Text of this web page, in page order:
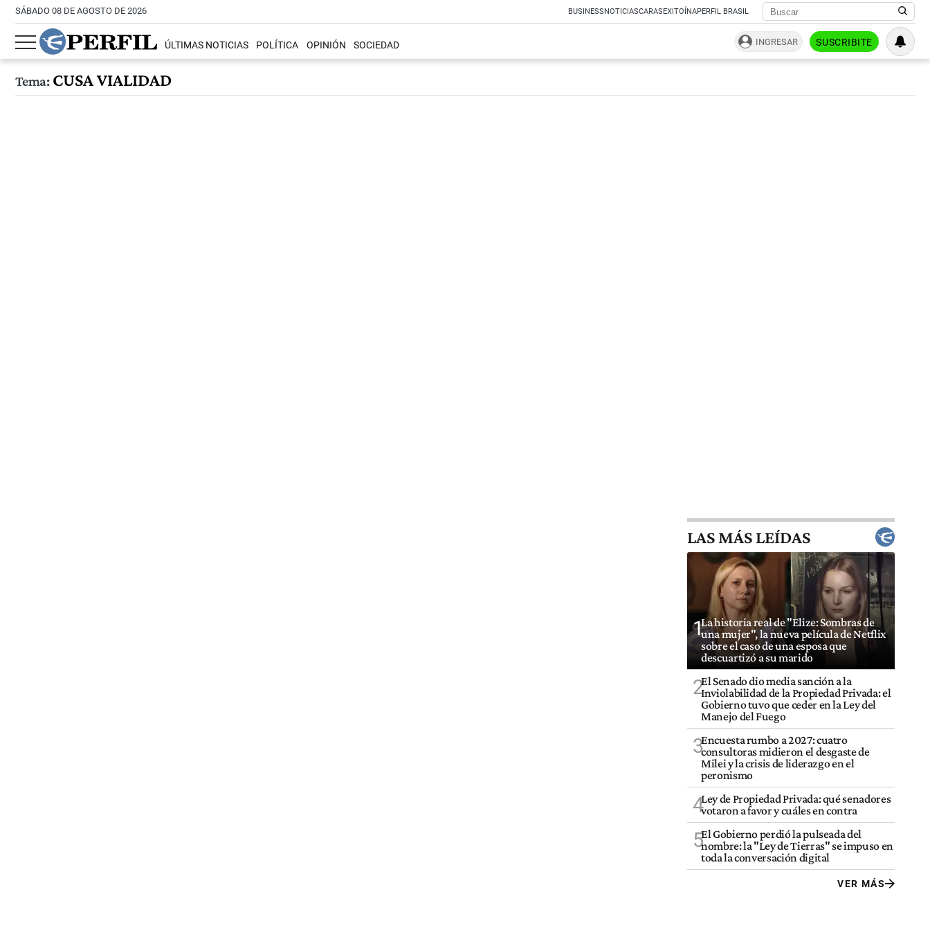
SÁBADO 08 DE AGOSTO DE 2026 BUSINESSNOTICIASCARASEXITOÍNAPERFIL BRASIL
ÚLTIMAS NOTICIAS POLÍTICA OPINIÓN SOCIEDAD INGRESAR SUSCRIBITE
Tema:CUSA VIALIDAD
LAS MÁS LEÍDAS
1La historia real de "Elize: Sombras de
una mujer", la nueva película de Netflix
sobre el caso de una esposa que
descuartizó a su marido
2El Senado dio media sanción a la
Inviolabilidad de la Propiedad Privada: el
Gobierno tuvo que ceder en la Ley del
Manejo del Fuego
3Encuesta rumbo a 2027: cuatro
consultoras midieron el desgaste de
Milei y la crisis de liderazgo en el
peronismo
4Ley de Propiedad Privada: qué senadores
votaron a favor y cuáles en contra
5El Gobierno perdió la pulseada del
nombre: la "Ley de Tierras" se impuso en
toda la conversación digital
VER MÁS